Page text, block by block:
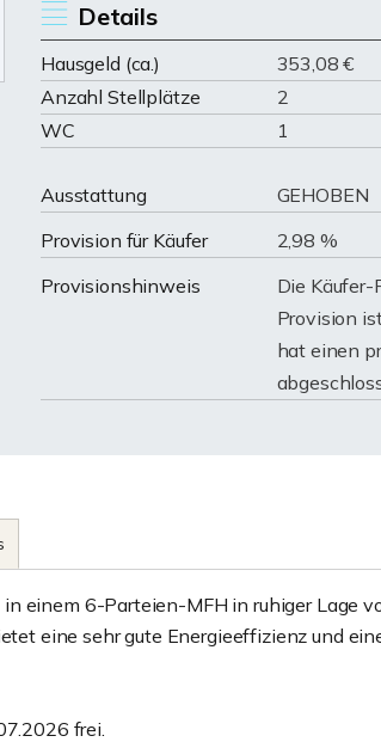
Details
Hausgeld (ca.) 353,08 €
Anzahl Stellplätze
2
WC
1
Ausstattung GEHOBEN
Provision für Käufer
2,98 %
Provisionshinweis
Die
Provision
hat einen
einem 6-Parteien-MFH in ruhiger Lage
eine sehr gute Energieeffizienz und
frei.